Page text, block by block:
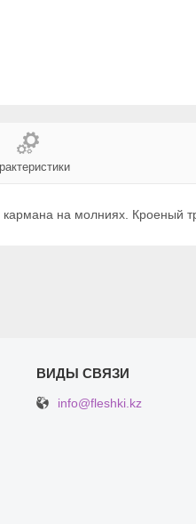
на молниях. Кроеный
info@fleshki.kz